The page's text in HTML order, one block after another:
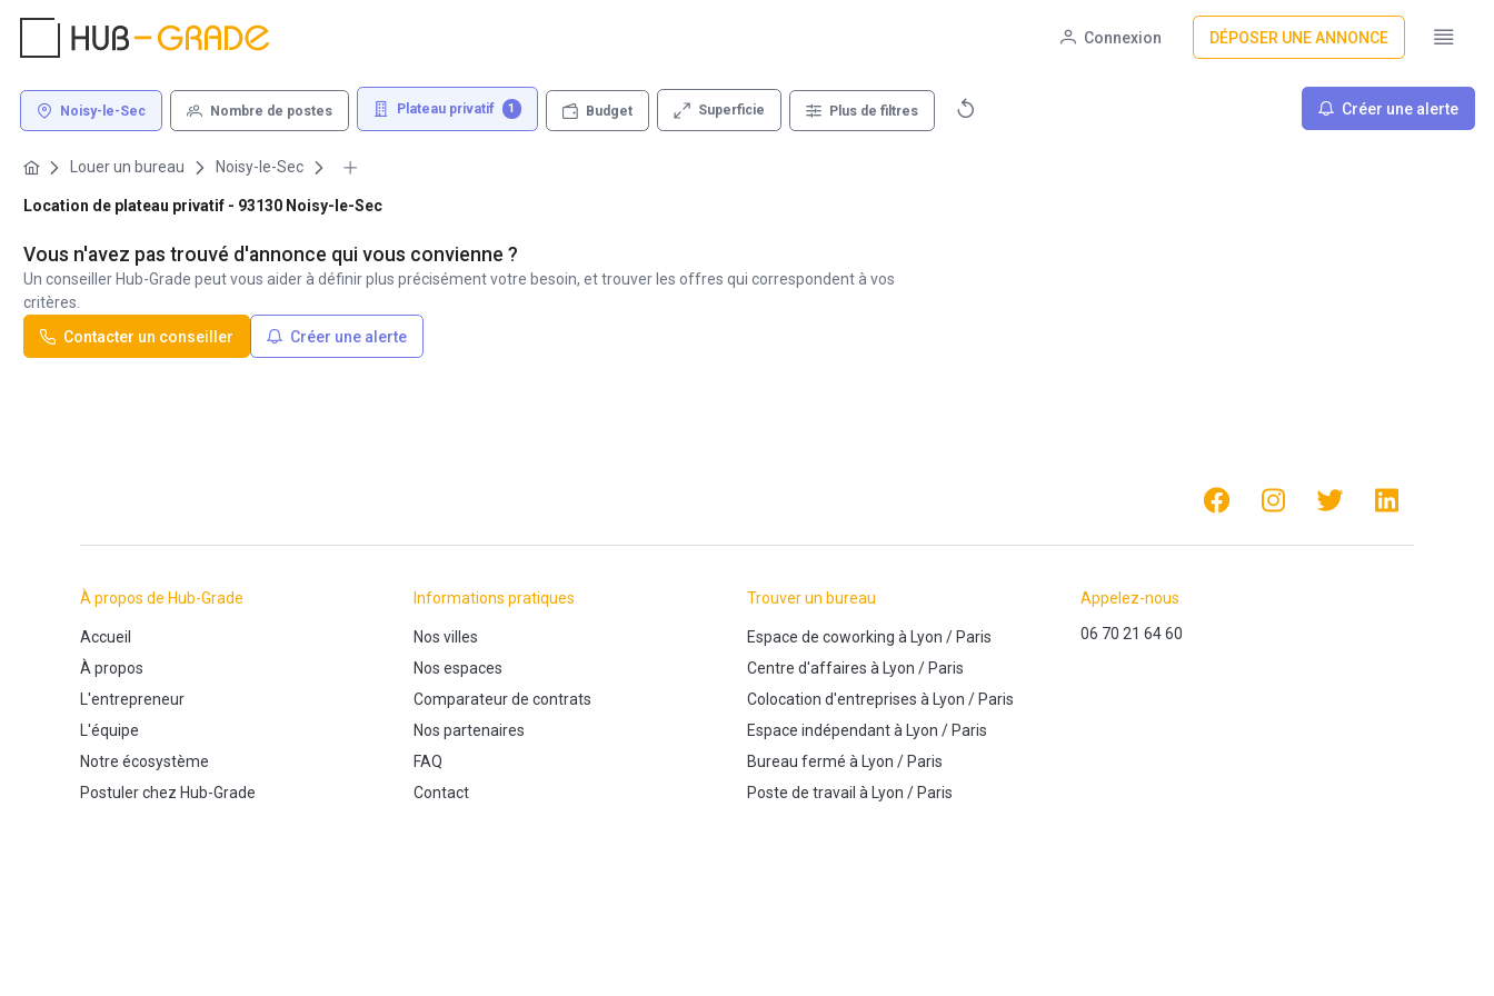
Connexion DÉPOSER UNE ANNONCE
Noisy-le-Sec Nombre de postes Plateau privatif 1 Budget Superficie Plus de filtres Créer une alerte
Louer un bureau Noisy-le-Sec
Location de plateau privatif - 93130 Noisy-le-Sec
Vous n'avez pas trouvé d'annonce qui vous convienne ?
Un conseiller Hub-Grade peut vous aider à définir plus précisément votre besoin, et trouver les offres qui correspondent à vos
critères.
Contacter un conseiller
Créer une alerte
À propos de Hub-Grade
Accueil
À propos
L'entrepreneur
L'équipe
Notre écosystème
Postuler chez Hub-Grade
Informations pratiques
Nos villes
Nos espaces
Comparateur de contrats
Nos partenaires
FAQ
Contact
Trouver un bureau
Espace de coworking à Lyon / Paris
Centre d'affaires à Lyon / Paris
Colocation d'entreprises à Lyon / Paris
Espace indépendantà Lyon / Paris
Bureau fermé à Lyon / Paris
Poste de travail à Lyon / Paris
Appelez-nous
06 70 21 64 60